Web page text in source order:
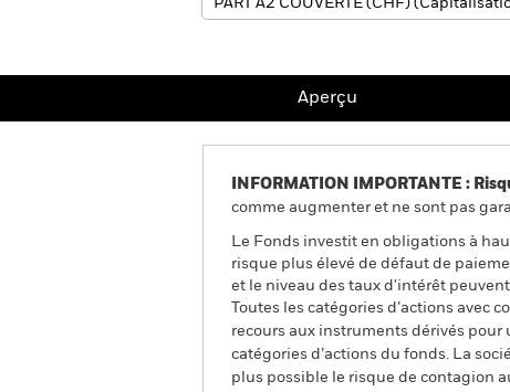
Aperçu
INFORMATION IMPORTANTE :
comme augmenter et ne sont pas
Le Fonds investit en obligations à
risque plus élevé de défaut de
et le niveau des taux d'intérêt
Toutes les catégories d’actions
recours aux instruments dérivés
catégories d’actions du fonds. La
plus possible le risque de contagion